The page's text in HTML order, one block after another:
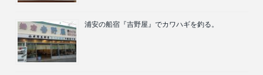
浦安の船宿『吉野屋』でカワハギを釣る。